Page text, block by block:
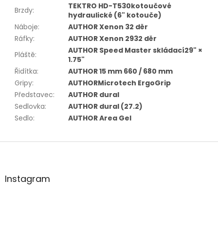
Brzdy:
TEKTRO HD-T530kotoučové
hydraulické (6" kotouče)
Náboje:
AUTHOR Xenon 32 děr
Ráfky:
AUTHOR Xenon 2932 děr
Pláště:
AUTHOR Speed Master skládací29" ×
1.75"
Řidítka:
AUTHOR 15 mm 660 / 680 mm
Gripy:
AUTHORMicrotech ErgoGrip
Představec:
AUTHOR dural
Sedlovka:
AUTHOR dural (27.2)
Sedlo: AUTHOR Area Gel
Z
aInstagram